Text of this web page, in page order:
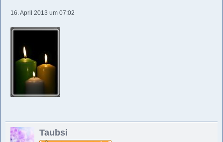
16. April 2013 um 07:02
Taubsi